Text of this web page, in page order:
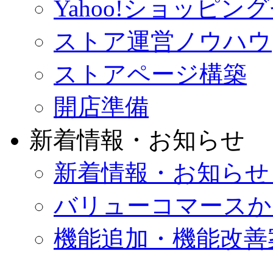
Yahoo!ショッピン
ストア運営ノウハウ
ストアページ構築
開店準備
新着情報・お知らせ
新着情報・お知ら
バリューコマース
機能追加・機能改